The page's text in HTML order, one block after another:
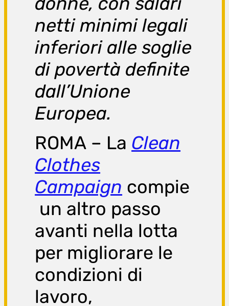
netti minimi legali
inferiori alle soglie
di povertà definite
dall’Unione
Europea.
ROMA – La Clean
Clothes
Campaign compie
un altro passo
avanti nella lotta
per migliorare le
condizioni di
lavoro,